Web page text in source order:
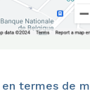
termes de